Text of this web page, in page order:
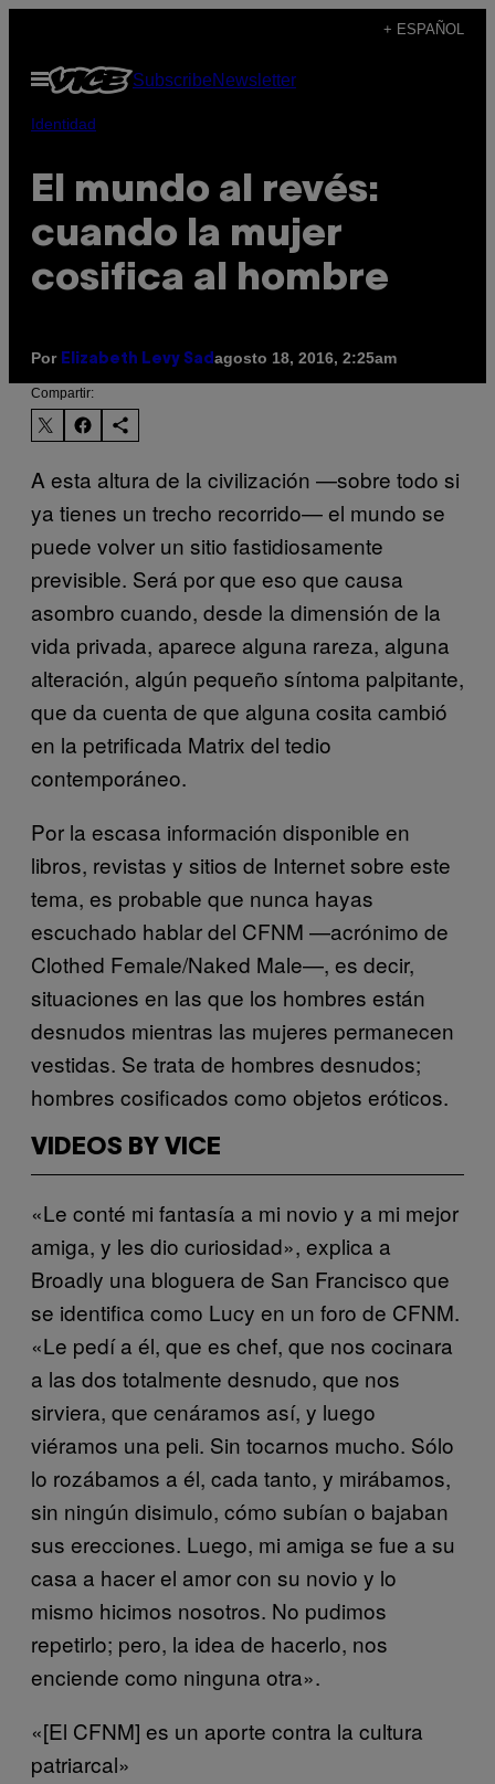
contenido
+ ESPAÑOL
Abrir
Menú
SubscribeNewsletter
Identidad
El mundo al revés:
cuando la mujer
cosifica al hombre
Por Elizabeth Levy Sad agosto 18, 2016, 2:25am
Compartir:
A esta altura de la civilización —sobre todo si
ya tienes un trecho recorrido— el mundo se
puede volver un sitio fastidiosamente
previsible. Será por que eso que causa
asombro cuando, desde la dimensión de la
vida privada, aparece alguna rareza, alguna
alteración, algún pequeño síntoma palpitante,
que da cuenta de que alguna cosita cambió
en la petrificada Matrix del tedio
contemporáneo.
Por la escasa información disponible en
libros, revistas y sitios de Internet sobre este
tema, es probable que nunca hayas
escuchado hablar del CFNM —acrónimo de
Clothed Female/Naked Male—, es decir,
situaciones en las que los hombres están
desnudos mientras las mujeres permanecen
vestidas. Se trata de hombres desnudos;
hombres cosificados como objetos eróticos.
VIDEOS BY VICE
«Le conté mi fantasía a mi novio y a mi mejor
amiga, y les dio curiosidad», explica a
Broadly una bloguera de San Francisco que
se identifica como Lucy en un foro de CFNM.
«Le pedí a él, que es chef, que nos cocinara
a las dos totalmente desnudo, que nos
sirviera, que cenáramos así, y luego
viéramos una peli. Sin tocarnos mucho. Sólo
lo rozábamos a él, cada tanto, y mirábamos,
sin ningún disimulo, cómo subían o bajaban
sus erecciones. Luego, mi amiga se fue a su
casa a hacer el amor con su novio y lo
mismo hicimos nosotros. No pudimos
repetirlo; pero, la idea de hacerlo, nos
enciende como ninguna otra».
«[El CFNM] es un aporte contra la cultura
patriarcal»